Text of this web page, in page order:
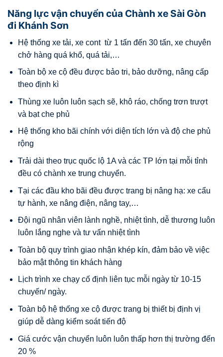
Năng lực vận chuyển của Chành xe Sài Gòn
đi Khánh Sơn
Hệ thống xe tải, xe cont từ 1 tấn đến 30 tấn, xe chuyên
chở hàng quá khổ, quá tải,…
Toàn bộ xe cộ đều được bảo tri, bảo dưỡng, nâng cấp
theo định kì
Thùng xe luôn luôn sạch sẽ, khô ráo, chống trơn trượt
và bạt che phủ
Hệ thống kho bãi chính với diện tích lớn và độ che phủ
rộng
Trải dài theo trục quốc lộ 1A và các TP lớn tại mỗi tỉnh
đều có chành xe trung chuyển.
Tại các đầu kho bãi đều được trang bị nâng hạ: xe cẩu
tự hành, xe nâng điện, nâng tay,…
Đội ngũ nhân viên lành nghề, nhiệt tình, dễ thương luôn
luôn lắng nghe và tư vấn nhiệt tình
Toàn bộ quy trình giao nhận khép kín, đảm bảo về việc
bảo mật thông tin khách hàng
Lịch trình xe chạy cố định liên tục mỗi ngày từ 10-15
chuyến/ ngày.
Toàn bộ hệ thống xe cộ được trang bị thiết bị định vị
giúp dễ dàng kiểm soát tiến độ
Giá cước vận chuyển luôn luôn thấp hơn thị trường đến
20 %